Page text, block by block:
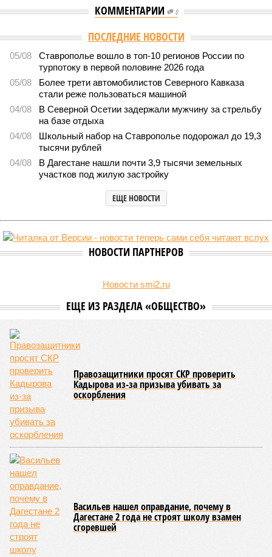
КОММЕНТАРИИ 0
ПОСЛЕДНИЕ НОВОСТИ
05/08
Ставрополье вошло в топ-10 регионов России по
турпотоку в первой половине 2026 года
05/08
Более трети автомобилистов Северного Кавказа
стали реже пользоваться машиной
04/08
В Северной Осетии задержали мужчину за стрельбу
на базе отдыха
04/08
Школьный набор на Ставрополье подорожал до 19,3
тысячи рублей
04/08
В Дагестане нашли почти 3,9 тысячи земельных
участков под жилую застройку
ЕЩЕ НОВОСТИ
НОВОСТИ ПАРТНЕРОВ
Новости smi2.ru
ЕЩЕ ИЗ РАЗДЕЛА «ОБЩЕСТВО»
Правозащитники просят СКР проверить
Кадырова из-за призыва убивать за
оскорбления
Васильев нашел оправдание, почему в
Дагестане 2 года не строят школу взамен
сгоревшей